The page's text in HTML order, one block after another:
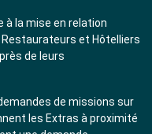
à la mise en relation
et Hôtelliers
de leurs
de missions sur
les Extras à proximité